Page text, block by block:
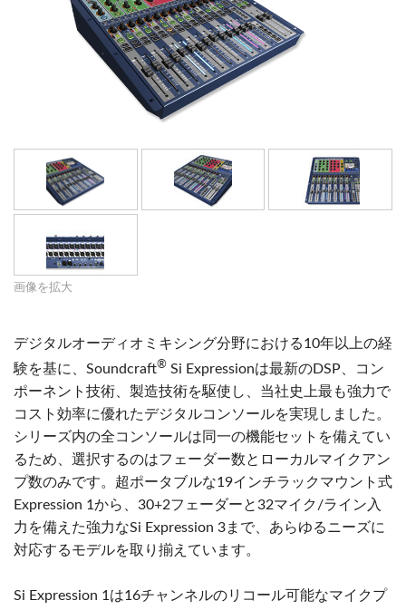
画像を拡大
デジタルオーディオミキシング分野における10年以上の経
験を基に、Soundcraft® Si Expressionは最新のDSP、コン
ポーネント技術、製造技術を駆使し、当社史上最も強力で
コスト効率に優れたデジタルコンソールを実現しました。
シリーズ内の全コンソールは同一の機能セットを備えてい
るため、選択するのはフェーダー数とローカルマイクアン
プ数のみです。超ポータブルな19インチラックマウント式
Expression 1から、30+2フェーダーと32マイク/ライン入
力を備えた強力なSi Expression 3まで、あらゆるニーズに
対応するモデルを取り揃えています。
Si Expression 1は16チャンネルのリコール可能なマイクプ